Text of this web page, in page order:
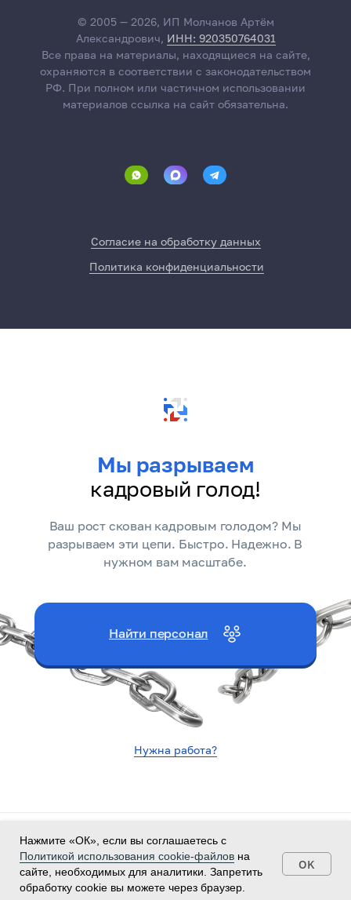
Согласие на обработку данных
Политика конфиденциальности
© 2005 — 2026, ИП Молчанов Артём
Александрович, ИНН: 920350764031
Все права на материалы, находящиеся на сайте,
охраняются в соответствии с законодательством
РФ. При полном или частичном использовании
материалов ссылка на сайт обязательна.
Нужна работа?
Найти персонал
Мы разрываем
кадровый голод!
Ваш рост скован кадровым голодом? Мы
разрываем эти цепи. Быстро. Надежно. В
нужном вам масштабе.
Нажмите «ОК», если вы соглашаетесь с
Политикой использования cookie-файлов на
сайте, необходимых для аналитики. Запретить
обработку cookie вы можете через браузер.
OK
Политика конфиденциальности
Согласие на обработку персональных данных
Политика использования cookie-файлов
Согласие на рекламные рассылкиДоговор